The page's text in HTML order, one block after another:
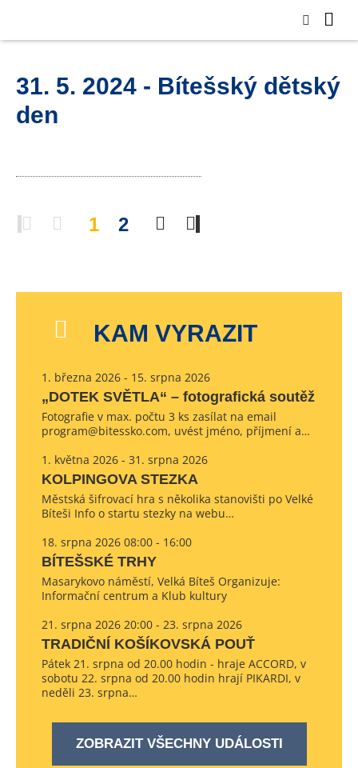
31. 5. 2024 - Bítešský dětský
den
1 2
KAM VYRAZIT
1. března 2026 - 15. srpna 2026
„DOTEK SVĚTLA“ – fotografická soutěž
Fotografie v max. počtu 3 ks zasílat na email
program@bitessko.com, uvést jméno, příjmení a…
1. května 2026 - 31. srpna 2026
KOLPINGOVA STEZKA
Městská šifrovací hra s několika stanovišti po Velké
Bíteši Info o startu stezky na webu…
18. srpna 2026 08:00 - 16:00
BÍTEŠSKÉ TRHY
Masarykovo náměstí, Velká Bíteš Organizuje:
Informační centrum a Klub kultury
21. srpna 2026 20:00 - 23. srpna 2026
TRADIČNÍ KOŠÍKOVSKÁ POUŤ
Pátek 21. srpna od 20.00 hodin - hraje ACCORD, v
sobotu 22. srpna od 20.00 hodin hrají PIKARDI, v
neděli 23. srpna…
ZOBRAZIT VŠECHNY UDÁLOSTI